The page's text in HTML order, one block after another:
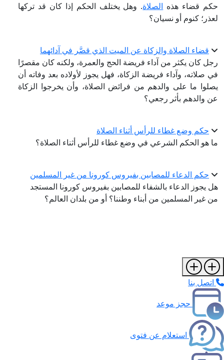
حكم قضاء هذه الصلاة. وهل يختلف الحكم إذا كان قد تركها
لعذر؛ كنوم أو نسيان؟
قضاء الصلاة والزكاة عن الميت الذي قصَّر في آدائهما
رجل كان يكثر من آداء فريضة الحج والعمرة، ولكنه كان مقصرًا
في صلاته، وآداء فريضة الزكاة، فهل يجوز لأولاده بعد وفاته أن
يصلوا ما على والدهم من فرائض الصلاة، وأن يخرجوا الزكاة
عن والدهم بأثر رجعي؟
حكم وضع غطاء للرأس أثناء الصلاة
ما هو الحكم الشرعي في وضع غطاء للرأس أثناء الصلاة؟
حكم الدعاء للمصابين بفيروس كورونا من غير المسلمين
هل يجوز الدعاء بالشفاء للمصابين بفيروس كورونا المستجد
من غير المسلمين من أبناء وطننا؟ أو من بلدان العالم؟
اتصل بنا
حجز موعد
استعلام عن فتوى